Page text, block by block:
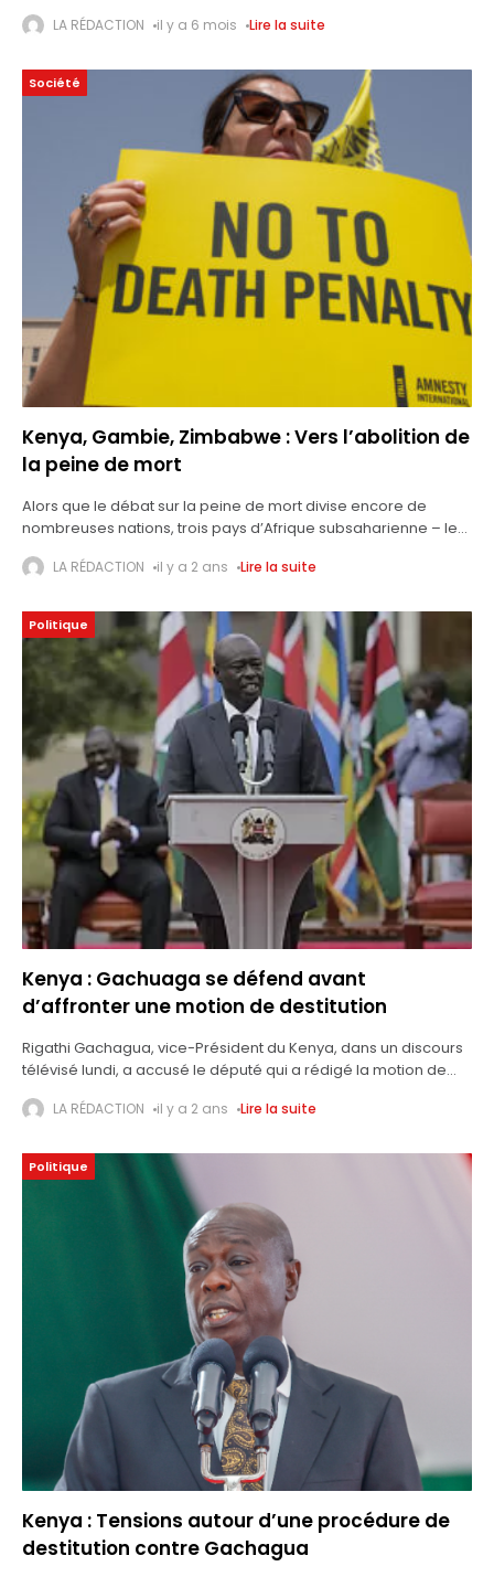
Comme l’explique Science & Vie, une récente
LA RÉDACTION il y a 6 mois Lire la suite
Société
Kenya, Gambie, Zimbabwe : Vers l’abolition de
la peine de mort
Alors que le débat sur la peine de mort divise encore de
nombreuses nations, trois pays d’Afrique subsaharienne – le
LA RÉDACTION il y a 2 ans Lire la suite
Politique
Kenya : Gachuaga se défend avant
d’affronter une motion de destitution
Rigathi Gachagua, vice-Président du Kenya, dans un discours
télévisé lundi, a accusé le député qui a rédigé la motion de
premièreLA RÉDACTION il y a 2 ans Lire la suite
Politique
Kenya : Tensions autour d’une procédure de
destitution contre Gachagua